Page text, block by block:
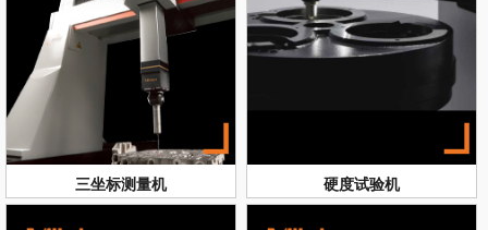
三坐标测量机 硬度试验机